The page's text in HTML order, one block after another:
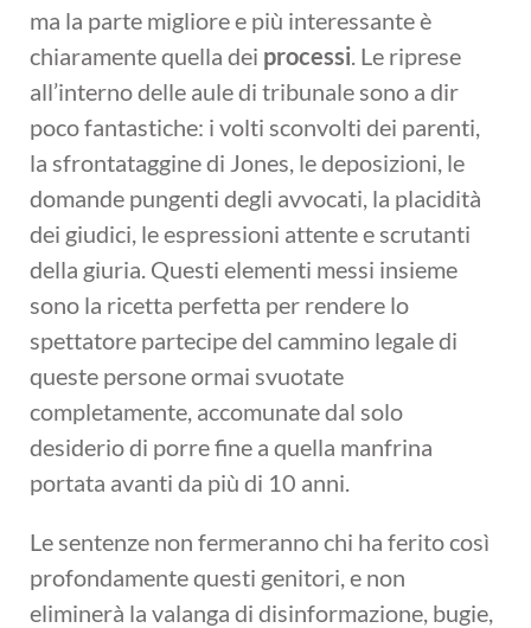
ma la parte migliore e più interessante è
chiaramente quella dei processi . Le riprese
all’interno delle aule di tribunale sono a dir
poco fantastiche: i volti sconvolti dei parenti,
la sfrontataggine di Jones, le deposizioni, le
domande pungenti degli avvocati, la placidità
dei giudici, le espressioni attente e scrutanti
della giuria. Questi elementi messi insieme
sono la ricetta perfetta per rendere lo
spettatore partecipe del cammino legale di
queste persone ormai svuotate
completamente, accomunate dal solo
desiderio di porre fine a quella manfrina
portata avanti da più di 10 anni.
Le sentenze non fermeranno chi ha ferito così
profondamente questi genitori, e non
eliminerà la valanga di disinformazione, bugie,